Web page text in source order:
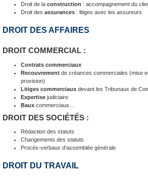
Droit de la construction : accompagnement du
Droit des assurances: litiges avec les assureurs
DROIT DES AFFAIRES
DROIT COMMERCIAL :
Contrats commerciaux
Recouvrementde créances commerciales (mise
provision)
Litiges commerciauxdevant les Tribunaux de
Expertisejudiciaire
Bauxcommerciaux...
DROIT DES SOCIÉTÉS :
Rédaction des statuts
Changements des statuts
Procès-verbaux d'assemblée générale
DROIT DU TRAVAIL